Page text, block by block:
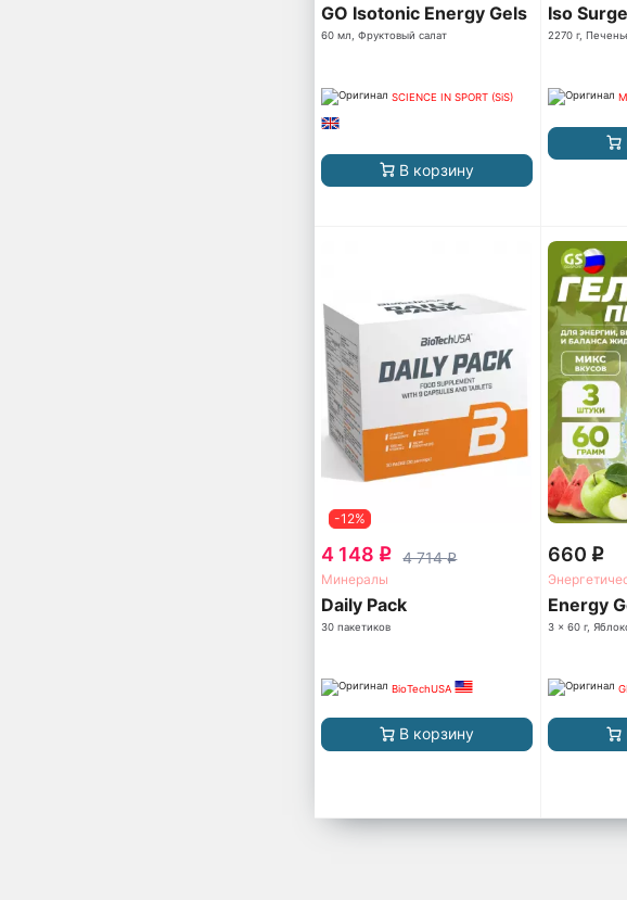
GO Isotonic Energy Gels
60 мл, Фруктовый салат
SCIENCE IN SPORT (SiS)
В корзину
Iso Surge
2270 г,
-12%
4 148 q 4 714q
Минералы
Daily Pack
30 пакетиков
BioTechUSA
В корзину
660 q
Energy
3 x 60 г,